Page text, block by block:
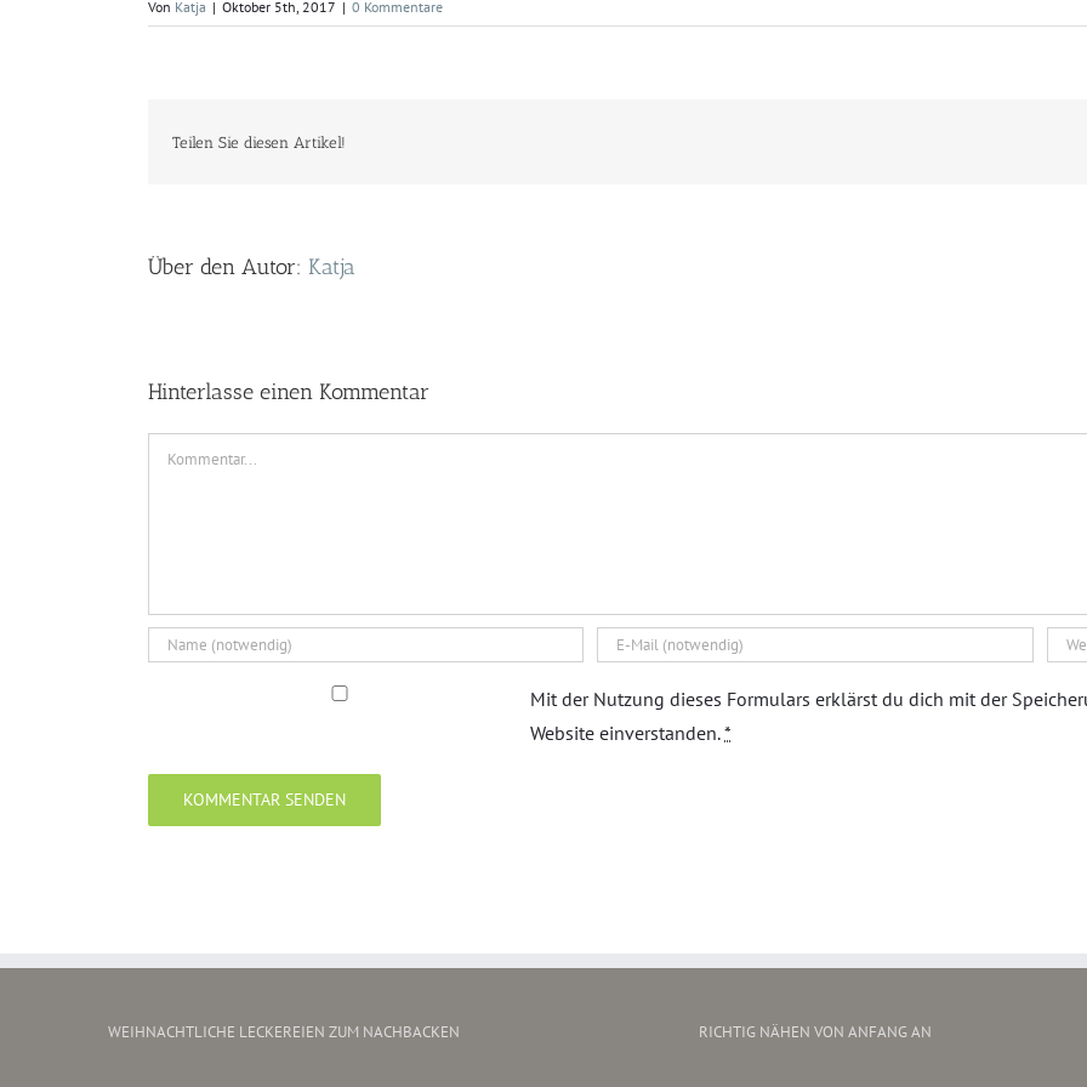
Von Katja | Oktober 5th, 2017 | 0 Kommentare
Teilen Sie diesen Artikel!
Über den Autor: Katja
Hinterlasse einen Kommentar
Kommentar
Mit der Nutzung dieses Formulars erklärst du dich mit der
Website einverstanden.*
WEIHNACHTLICHE LECKEREIEN ZUM NACHBACKEN RICHTIG NÄHEN VON ANFANG AN